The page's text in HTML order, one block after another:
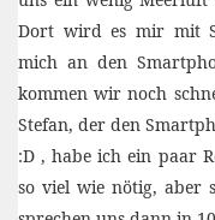
Dort wird es mir mit
mich an den
kommen wir noch
Stefan, der den
:D , habe ich ein paar
so viel wie nötig, aber